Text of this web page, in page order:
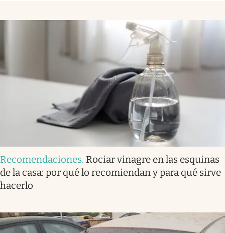
Recomendaciones. Rociar vinagre en las esquinas
de la casa: por qué lo recomiendan y para qué sirve
hacerlo